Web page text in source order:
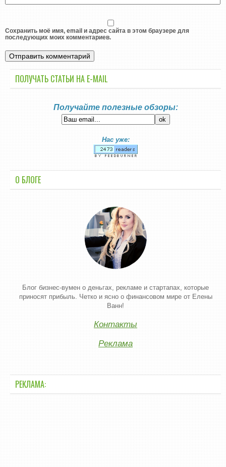
Сохранить моё имя, email и адрес сайта в этом браузере для
последующих моих комментариев.
ПОЛУЧАТЬ СТАТЬИ НА E-MАIL
Получайте полезные обзоры:
Нас уже:
О БЛОГЕ
Блог бизнес-вумен о деньгах, рекламе и стартапах, которые
приносят прибыль. Четко и ясно о финансовом мире от Елены
Ванн!
Контакты
Реклама
РЕКЛАМА: